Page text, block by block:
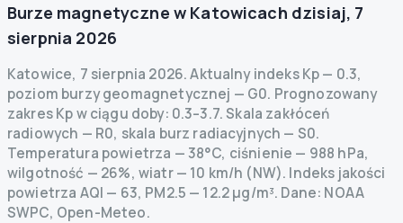
Burze magnetyczne w Katowicach dzisiaj, 7
sierpnia 2026
Katowice, 7 sierpnia 2026.Aktualny indeks Kp— 0.3,
poziom burzy geomagnetycznej — G0. Prognozowany
zakres Kp w ciągu doby: 0.3–3.7. Skala zakłóceń
radiowych — R0, skala burz radiacyjnych — S0.
Temperatura powietrza — 38°C, ciśnienie — 988 hPa,
wilgotność — 26%, wiatr — 10 km/h (NW). Indeks jakości
powietrza AQI — 63, PM2.5 — 12.2 µg/m³. Dane: NOAA
SWPC, Open-Meteo.